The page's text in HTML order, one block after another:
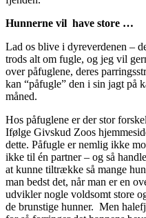
Hunnerne vil have store …
Lad os blive i dyreverdenen –
trods alt om fugle, og jeg vil
over påfuglene, deres
kan “påfugle” den i sin jagt på
måned.
Hos påfuglene er der stor
Ifølge Givskud Zoos
dette. Påfugle er nemlig ikke
ikke til én partner – og så
at kunne tiltrække så mange
man bedst det, når man er en
udvikler nogle voldsomt store
de brunstige hunner. Men